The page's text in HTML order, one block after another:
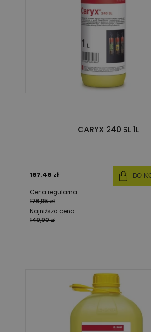
CARYX 240 SL 1L
167,46 zł
Cena regularna:
176,85 zł
Najniższa cena:
149,90 zł
DO